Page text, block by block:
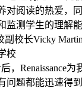
对阅读的热爱，
监测学生的理解
副校长Vicky Martin
，Renaissance
问题都能迅速得